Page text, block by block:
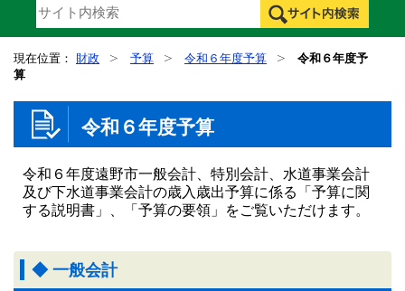
現在位置： 財政 予算 令和６年度予算
令和６年度予
算
令和６年度予算
令和６年度遠野市一般会計、特別会計、水道事業会計
及び下水道事業会計の歳入歳出予算に係る「予算に関
する説明書」、「予算の要領」をご覧いただけます。
◆ 一般会計